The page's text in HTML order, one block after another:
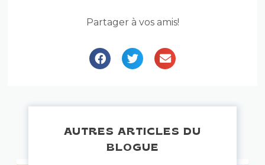
Partager à vos amis!
AUTRES ARTICLES DU
BLOGUE